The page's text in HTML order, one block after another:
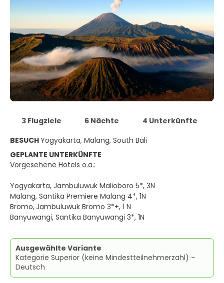
3 Flugziele 6 Nächte
4 Unterkünfte
BESUCHYogyakarta, Malang, South Bali
GEPLANTE UNTERKÜNFTE
Vorgesehene Hotels o.ä.:
Yogyakarta, Jambuluwuk Malioboro 5*, 3N
Malang, Santika Premiere Malang 4*, 1N
Bromo,Jambuluwuk Bromo 3*+, 1 N
Banyuwangi, Santika Banyuwangi 3*, 1N
Ausgewählte Variante
Kategorie Superior (keine Mindestteilnehmerzahl) -
Deutsch